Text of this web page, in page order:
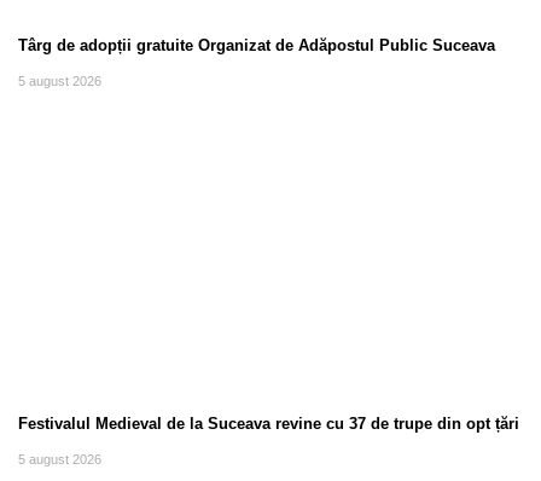
Târg de adopții gratuite Organizat de Adăpostul Public Suceava
5 august 2026
Festivalul Medieval de la Suceava revine cu 37 de trupe din opt țări
5 august 2026